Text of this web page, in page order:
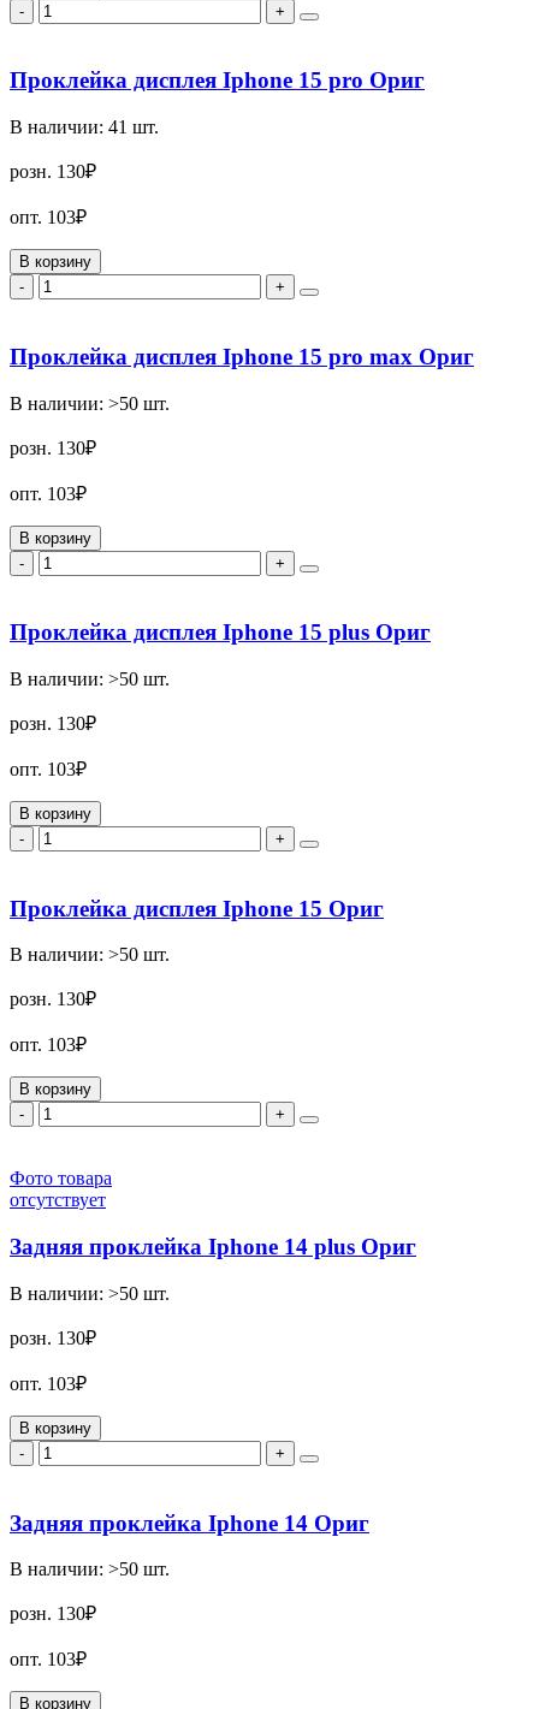
-
+
Проклейка дисплея Iphone 15 pro Ориг
В наличии: 41 шт.
розн. 130₽
опт. 103₽
В корзину
-
+
Проклейка дисплея Iphone 15 pro max Ориг
В наличии: >50 шт.
розн. 130₽
опт. 103₽
В корзину
-
+
Проклейка дисплея Iphone 15 plus Ориг
В наличии: >50 шт.
розн. 130₽
опт. 103₽
В корзину
-
+
Проклейка дисплея Iphone 15 Ориг
В наличии: >50 шт.
розн. 130₽
опт. 103₽
В корзину
-
+
Фото товара
отсутствует
Задняя проклейка Iphone 14 plus Ориг
В наличии: >50 шт.
розн. 130₽
опт. 103₽
В корзину
-
+
Задняя проклейка Iphone 14 Ориг
В наличии: >50 шт.
розн. 130₽
опт. 103₽
В корзину